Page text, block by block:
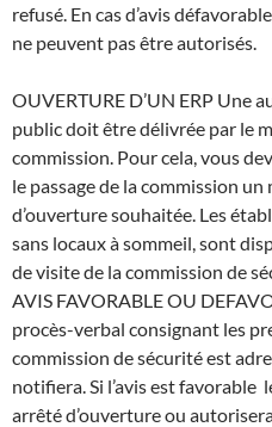
refusé. En cas d’avis
ne peuvent pas être autorisés.
OUVERTURE D’UN ERP Une
public doit être délivrée par le
commission. Pour cela, vous
le passage de la commission
d’ouverture souhaitée. Les
sans locaux à sommeil, sont
de visite de la commission de
AVIS FAVORABLE OU
procès-verbal consignant les
commission de sécurité est
notifiera. Si l’avis est favorable
arrêté d’ouverture ou